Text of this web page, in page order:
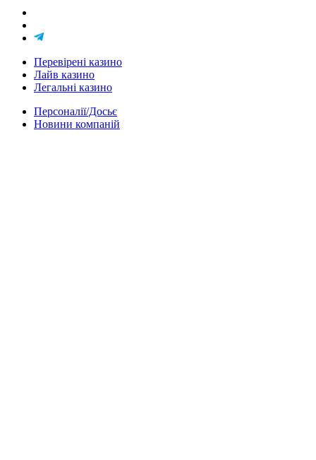
Перевірені казино
Лайв казино
Легальні казино
Персоналії/Досьє
Новини компаній